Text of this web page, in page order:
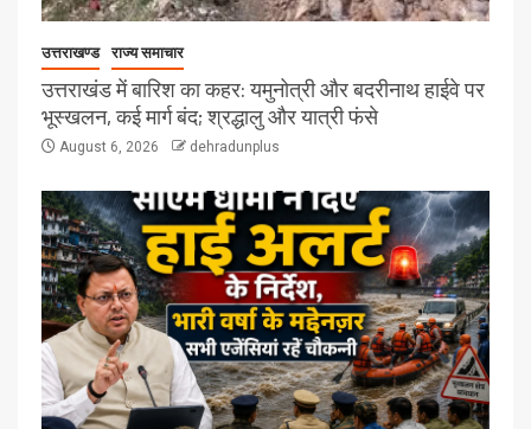
उत्तराखण्ड राज्य समाचार
उत्तराखंड में बारिश का कहर: यमुनोत्री और बदरीनाथ हाईवे पर
भूस्खलन, कई मार्ग बंद; श्रद्धालु और यात्री फंसे
August 6, 2026 dehradunplus